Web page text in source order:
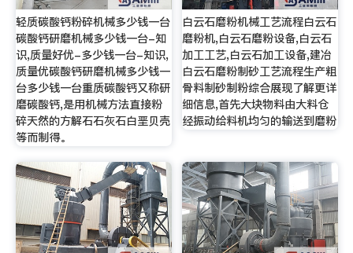
轻质碳酸钙粉碎机械多少钱一台
碳酸钙研磨机械多少钱一台-知
识,质量好优-多少钱一台-知识,
质量优碳酸钙研磨机械多少钱一
台多少钱一台重质碳酸钙又称研
磨碳酸钙,是用机械方法直接粉
碎天然的方解石石灰石白垩贝壳
等而制得。
白云石磨粉机械工艺流程白云石
磨粉机,白云石磨粉设备,白云石
加工工艺,白云石加工设备,建冶
白云石磨粉制砂工艺流程生产粗
骨料制砂制粉综合展现了解更详
细信息,首先大块物料由大料仓
经振动给料机均匀的输送到磨粉